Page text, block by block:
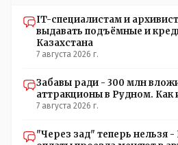
IT-специалистам и
выдавать подъёмные и
Казахстана
7 августа 2026 г.
Забавы ради - 300 млн
аттракционы в Рудном. Как
7 августа 2026 г.
"Через зад" теперь нельзя